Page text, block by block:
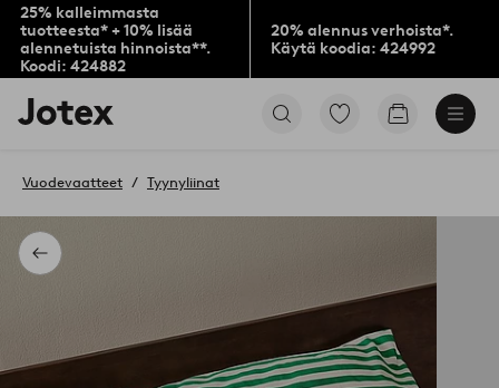
25% kalleimmasta
tuotteesta* + 10% lisää
alennetuista hinnoista**.
Koodi: 424882
20% alennus verhoista*.
Käytä koodia: 424992
Jotex-
logo
aloitussivulle
Siirry
Siirry
Takaisin
Vuodevaatteet Tyynyliinat